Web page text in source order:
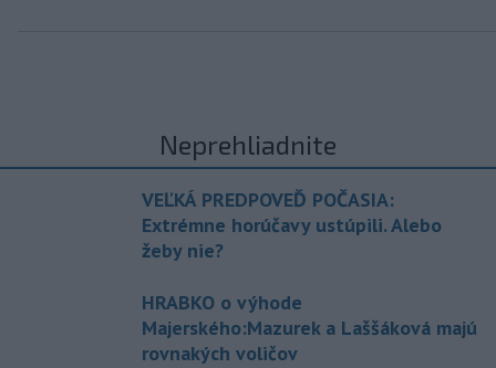
Neprehliadnite
VEĽKÁ PREDPOVEĎ POČASIA:
Extrémne horúčavy ustúpili. Alebo
žeby nie?
HRABKO o výhode
Majerského:Mazurek a Laššáková majú
rovnakých voličov